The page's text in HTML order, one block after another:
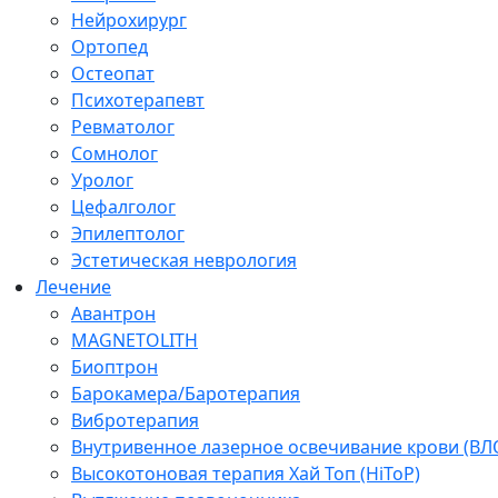
Нейрохирург
Ортопед
Остеопат
Психотерапевт
Ревматолог
Сомнолог
Уролог
Цефалголог
Эпилептолог
Эстетическая неврология
Лечение
Авантрон
MAGNETOLITH
Биоптрон
Барокамера/Баротерапия
Вибротерапия
Внутривенное лазерное освечивание крови
Высокотоновая терапия Хай Топ (HiToP)